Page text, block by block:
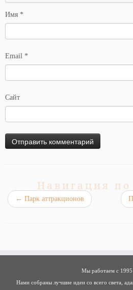
Имя *
Email *
Сайт
Навигация по
← Парк аттракционов
Мы работаем с 1995
Нами собраны лучшие идеи со всего света,